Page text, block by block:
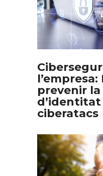
prevenir
d’identitat
ciberatacs